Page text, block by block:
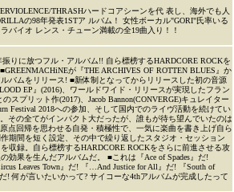
THRASHハードコアシーンを代 表し、海外でも人
の98年発表1STア ルバム！ 女性ボーカル"GORI"氏率いる
バイオ レンス・チューン満載の全19曲入り！！
振りに放つフル・アルバム!! 自ら標榜するHARDCORE ROCKを
が『THE ARCHIVES OF ROTTEN BLUES』か
バムをリリース! ■新体制となってからリリースした初の音源
EP』(2016)、ワールドワイド・リリースが実現したフラン
スプリット作(2017)、Jacob Bannon(CONVERGE)キュレイター
Festival 2018への参加、そして国内でのライヴ活動を続けてい
その全てがインパクト大だったが、誰もが待ち望んでいたのは
点回帰を思わせる自発・積極性で、一気に楽曲を書き上げ自ら
期間を短く設定、その中で繰り返したスタジオ・セッション
収録。自ら標榜するHARDCORE ROCKをさらに前進させる攻
効果を生んだアルバムだ。 ■これは『Ace of Spades』だ!
Leaves Town』だ! 『…And Justice for All』だ! 『South of
! 何が言いたいかって? サイコーな4thアルバムが完成したって